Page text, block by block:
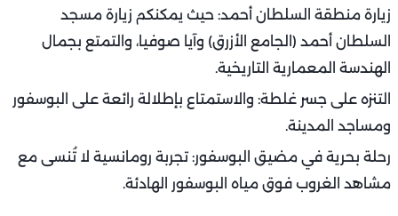
زيارة منطقة السلطان أحمد: حيث يمكنكم زيارة مسجد
السلطان أحمد (الجامع الأزرق) وآيا صوفيا، والتمتع بجمال
الهندسة المعمارية التاريخية.
التنزه على جسر غلطة: والاستمتاع بإطلالة رائعة على البوسفور
ومساجد المدينة.
رحلة بحرية في مضيق البوسفور: تجربة رومانسية لا تُنسى مع
مشاهد الغروب فوق مياه البوسفور الهادئة.